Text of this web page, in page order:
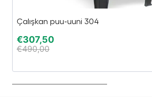
Çalışkan puu-uuni 304
€307,50
€490,00